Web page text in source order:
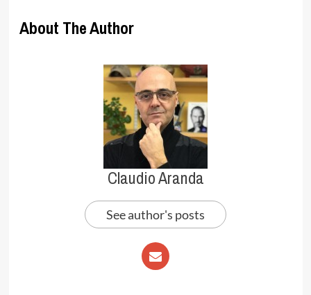
About The Author
Claudio Aranda
See author's posts